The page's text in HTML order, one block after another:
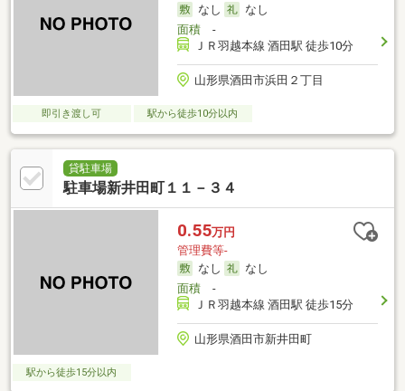
なし
なし
面積-
ＪＲ羽越本線 酒田駅 徒歩10分
山形県酒田市浜田２丁目
即引き渡し可 駅から徒歩10分以内
貸駐車場
駐車場新井田町１１－３４
0.55万円
管理費等-
なし
なし
面積-
ＪＲ羽越本線 酒田駅 徒歩15分
山形県酒田市新井田町
駅から徒歩15分以内